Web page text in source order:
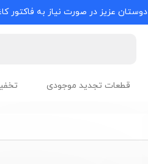
دوستان عزیز در صورت نیاز به فاکتور
قطعات تجدید موجودی